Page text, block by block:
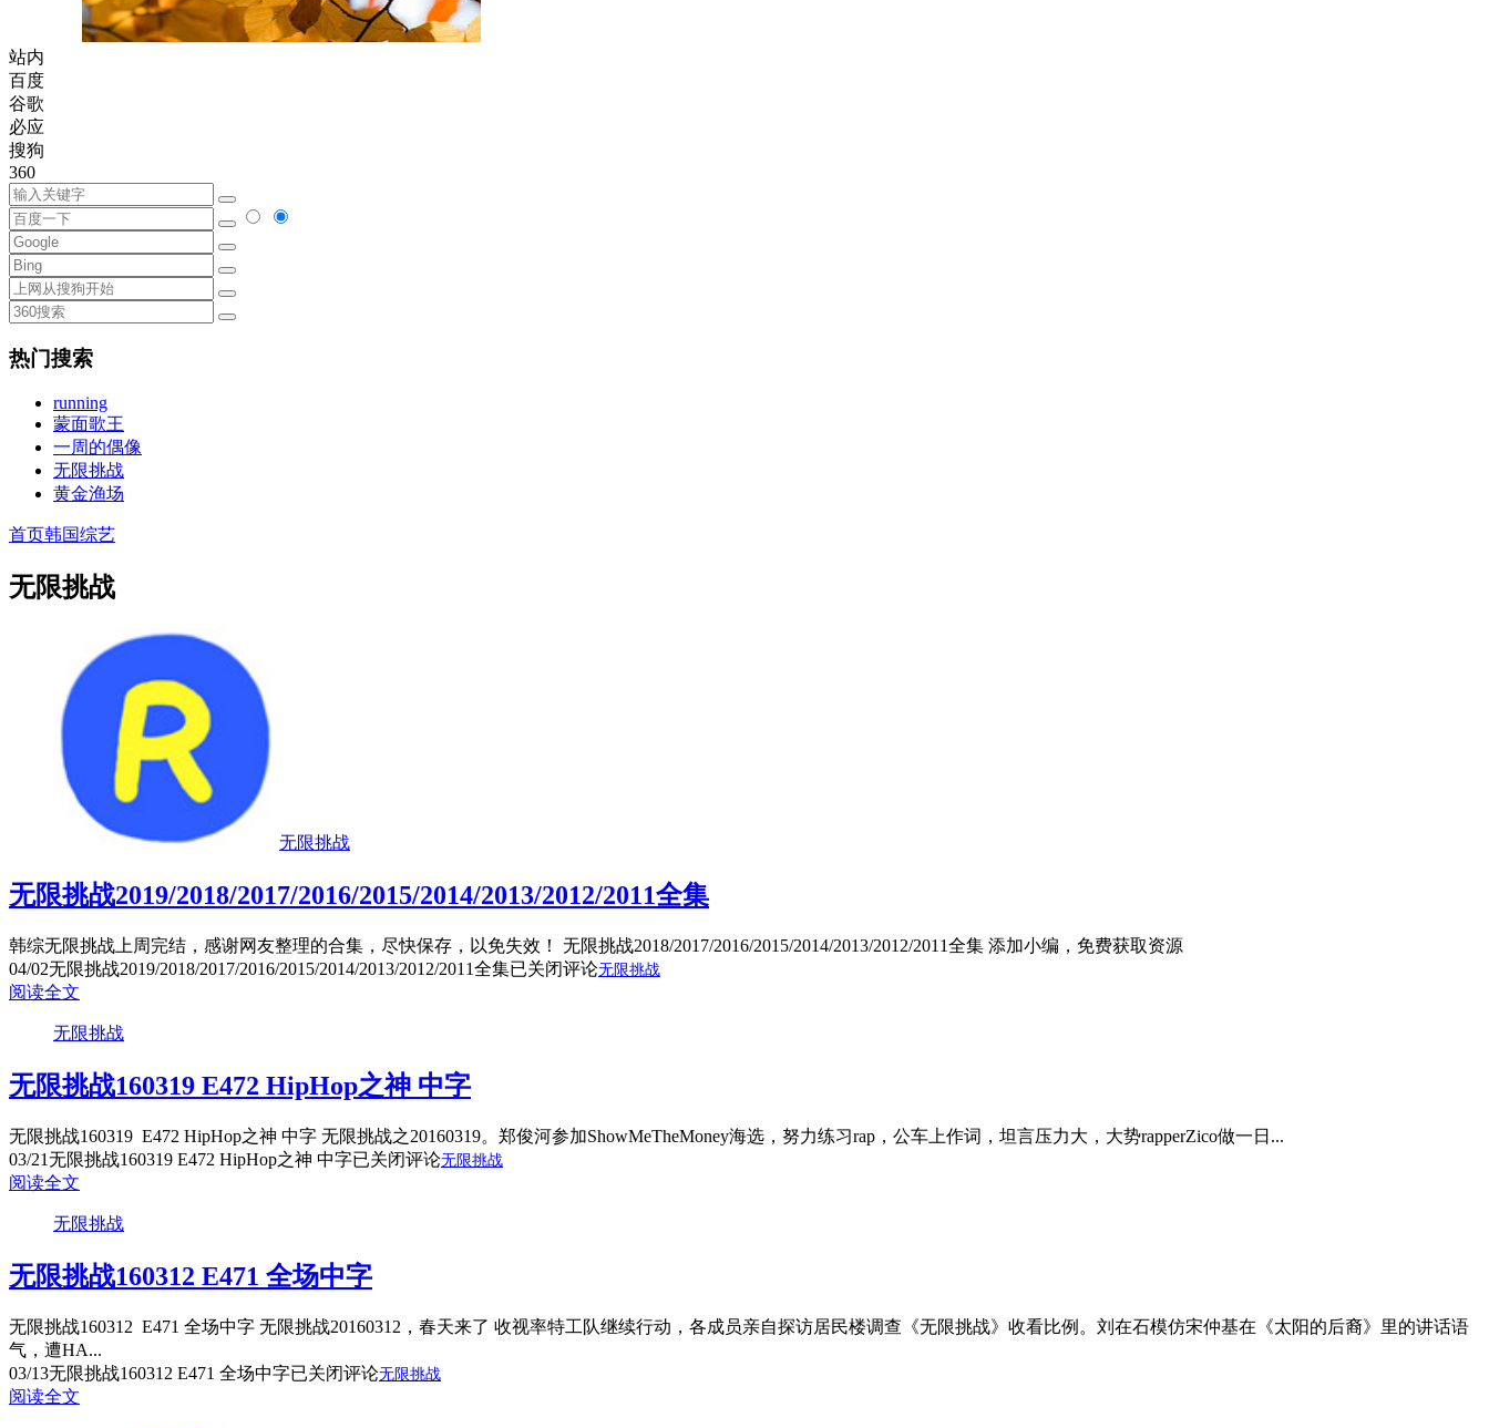
站内
百度
谷歌
必应
搜狗
360
热门搜索
running
蒙面歌王
一周的偶像
无限挑战
黄金渔场
首页韩国综艺
无限挑战
无限挑战
无限挑战2019/2018/2017/2016/2015/2014/2013/2012/2011全集
韩综无限挑战上周完结，感谢网友整理的合集，尽快保存，以免失效！ 无限挑战2018/2017/2016/2015/2014/2013/2012/2011全集 添加小编，免费获取资源
04/02无限挑战2019/2018/2017/2016/2015/2014/2013/2012/2011全集已关闭评论无限挑战
阅读全文
无限挑战
无限挑战160319 E472 HipHop之神 中字
无限挑战160319 E472 HipHop之神 中字 无限挑战之20160319。郑俊河参加ShowMeTheMoney海选，努力练习rap，公车上作词，坦言压力大，大势rapperZico做一日...
03/21无限挑战160319 E472 HipHop之神 中字已关闭评论无限挑战
阅读全文
无限挑战
无限挑战160312 E471 全场中字
无限挑战160312 E471 全场中字 无限挑战20160312，春天来了 收视率特工队继续行动，各成员亲自探访居民楼调查《无限挑战》收看比例。刘在石模仿宋仲基在《太阳的后裔》里的讲话语
气，遭HA...
03/13无限挑战160312 E471 全场中字已关闭评论无限挑战
阅读全文